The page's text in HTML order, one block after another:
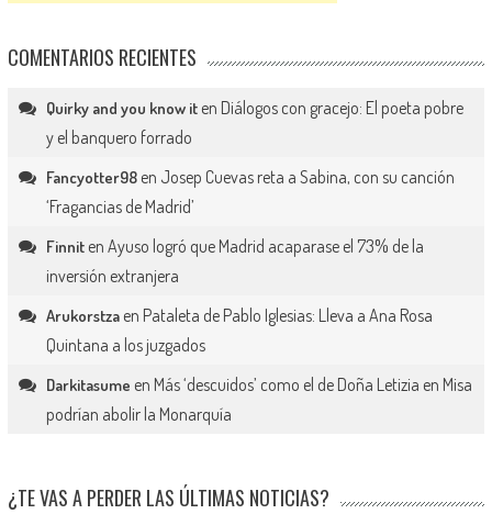
COMENTARIOS RECIENTES
Quirky and you know iten Diálogos con gracejo: El poeta pobre
y el banquero forrado
Fancyotter98en Josep Cuevas reta a Sabina, con su canción
‘Fragancias de Madrid’
Finniten Ayuso logró que Madrid acaparase el 73% de la
inversión extranjera
Arukorstzaen Pataleta de Pablo Iglesias: Lleva a Ana Rosa
Quintana a los juzgados
Darkitasume en Más ‘descuidos’ como el de Doña Letizia en Misa
podrían abolir la Monarquía
¿TE VAS A PERDER LAS ÚLTIMAS NOTICIAS?